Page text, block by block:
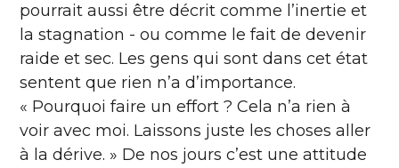
pourrait aussi être décrit comme l’inertie et
la stagnation - ou comme le fait de devenir
raide et sec. Les gens qui sont dans cet état
sentent que rien n’a d’importance.
« Pourquoi faire un effort ? Cela n’a rien à
voir avec moi. Laissons juste les choses aller
à la dérive. » De nos jours c’est une attitude